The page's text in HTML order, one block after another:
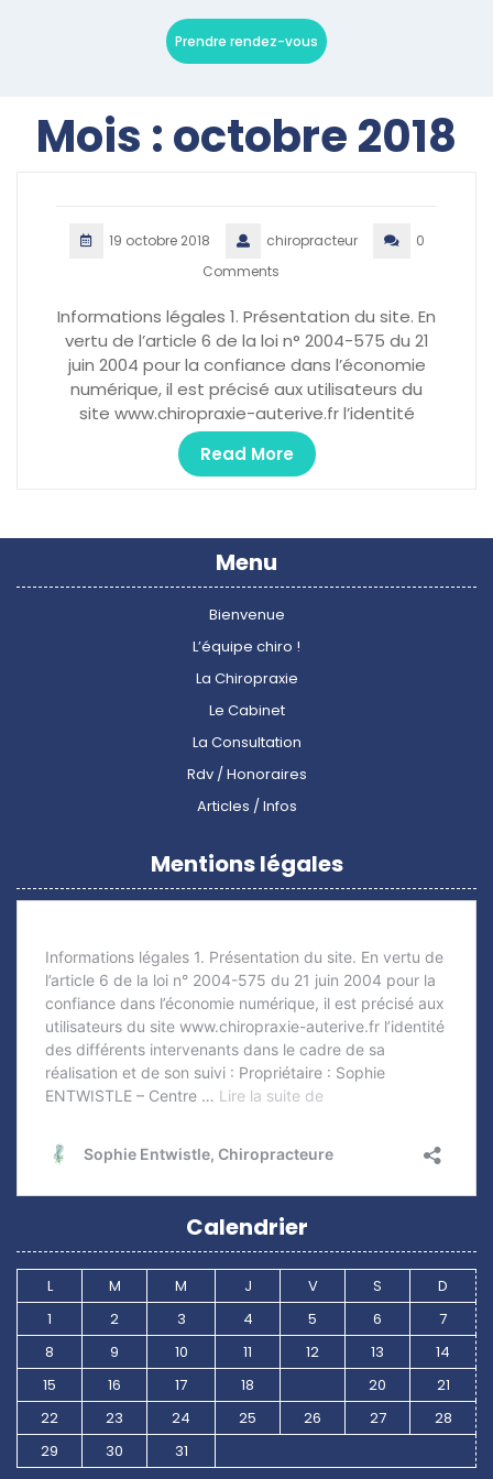
Prendre rendez-vous
Mois :octobre 2018
19 octobre 2018 chiropracteur
0
Comments
Informations légales 1. Présentation du site. En
vertu de l’article 6 de la loi n° 2004-575 du 21
juin 2004 pour la confiance dans l’économie
numérique, il est précisé aux utilisateurs du
site www.chiropraxie-auterive.fr l’identité
Read More
Menu
Bienvenue
L’équipe chiro !
La Chiropraxie
Le Cabinet
La Consultation
Rdv / Honoraires
Articles / Infos
Mentions légales
Calendrier
L M M J V S
D
1
2 3 4 5 6
7
8
9 10 11 12 13
14
15
16 17 18 20
21
22
23 24 25 26 27
28
29
30 31